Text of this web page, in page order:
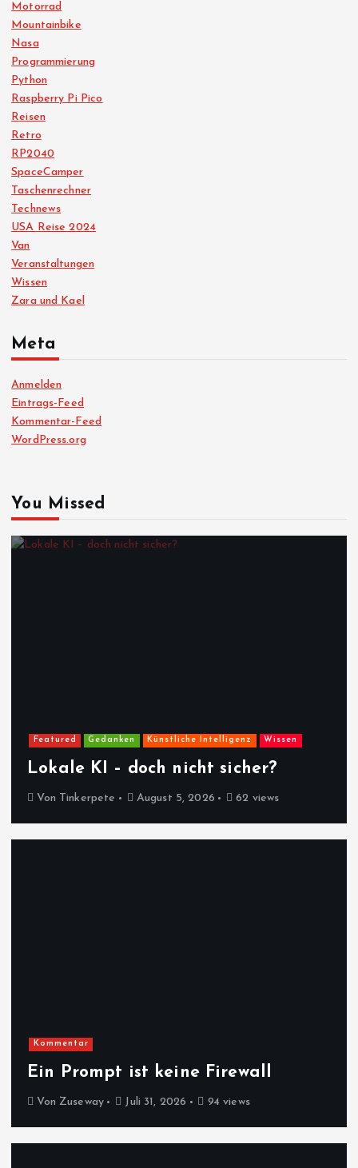
Motorrad
Mountainbike
Nasa
Programmierung
Python
Raspberry Pi Pico
Reisen
Retro
RP2040
SpaceCamper
Taschenrechner
Technews
USA Reise 2024
Van
Veranstaltungen
Wissen
Zara und Kael
Meta
Anmelden
Eintrags-Feed
Kommentar-Feed
WordPress.org
You Missed
Featured Gedanken Künstliche Intelligenz Wissen
Lokale KI – doch nicht sicher?
Von Tinkerpete August 5, 2026 62 views
Kommentar
Ein Prompt ist keine Firewall
Von Zuseway Juli 31, 2026 94 views